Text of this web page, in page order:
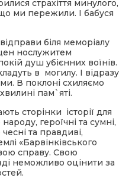
страхіття минулого,
ми пережили. І бабуся
біля меморіалу
нослужитем
душ убієнних воїнів.
в могилу. І відразу
В поклоні схиляємо
пам`яті.
сторінки історії для
героїчні та сумні,
та правдиві,
«Барвінківського
справу. Свою
неможливо оцінити за